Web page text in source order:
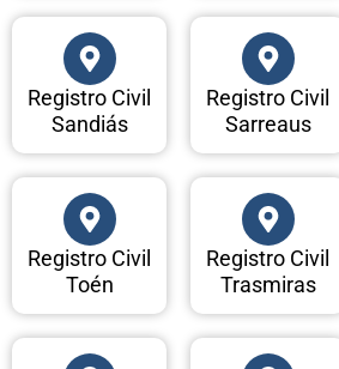
Registro Civil
Sandiás
Registro Civil
Sarreaus
Registro Civil
Toén
Registro Civil
Trasmiras